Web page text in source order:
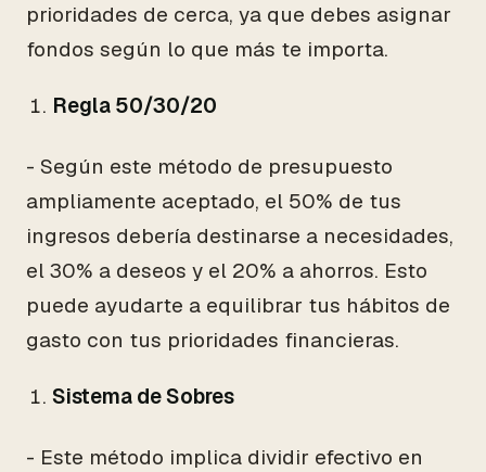
prioridades de cerca, ya que debes asignar
fondos según lo que más te importa.
Regla 50/30/20
- Según este método de presupuesto
ampliamente aceptado, el 50% de tus
ingresos debería destinarse a necesidades,
el 30% a deseos y el 20% a ahorros. Esto
puede ayudarte a equilibrar tus hábitos de
gasto con tus prioridades financieras.
Sistema de Sobres
- Este método implica dividir efectivo en